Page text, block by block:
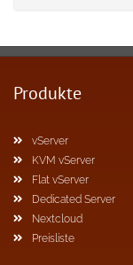
Produkte
vServer
KVM vServer
Flat vServer
Dedicated Server
Nextcloud
Preisliste